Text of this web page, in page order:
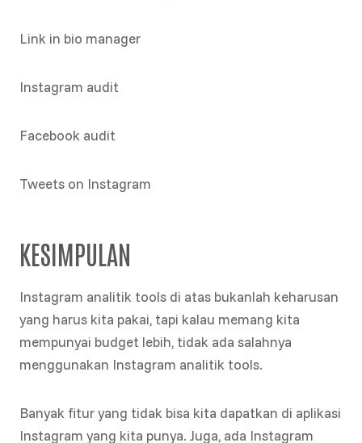
Link in bio manager
Instagram audit
Facebook audit
Tweets on Instagram
KESIMPULAN
Instagram analitik tools di atas bukanlah keharusan
yang harus kita pakai, tapi kalau memang kita
mempunyai budget lebih, tidak ada salahnya
menggunakan Instagram analitik tools.
Banyak fitur yang tidak bisa kita dapatkan di aplikasi
Instagram yang kita punya. Juga, ada Instagram